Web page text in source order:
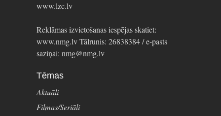
www.lzc.lv
Reklāmas izvietošanas iespējas skatiet:
www.nmg.lv Tālrunis: 26838384 / e-pasts
saziņai: nmg@nmg.lv
Tēmas
Aktuāli
Filmas/Seriāli